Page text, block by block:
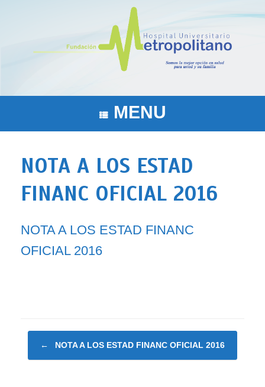
MENU
NOTA A LOS ESTAD
FINANC OFICIAL 2016
NOTA A LOS ESTAD FINANC
OFICIAL 2016
←
NOTA A LOS ESTAD FINANC OFICIAL 2016